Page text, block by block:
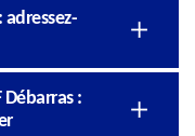
Débarras :